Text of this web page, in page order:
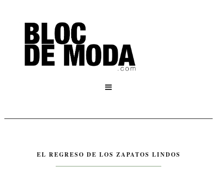

EL REGRESO DE LOS ZAPATOS LINDOS